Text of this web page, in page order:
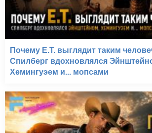
Почему E.T. выглядит таким
Спилберг вдохновлялся
Хемингуэем и... мопсами